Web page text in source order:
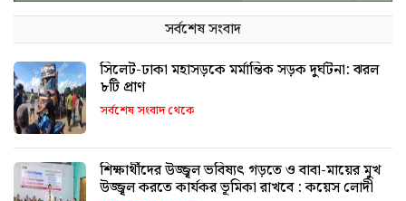
সর্বশেষ সংবাদ
সিলেট-ঢাকা মহাসড়কে মর্মান্তিক সড়ক দুর্ঘটনা: ঝরল
৮টি প্রাণ
সর্বশেষ সংবাদ থেকে
শিক্ষার্থীদের উজ্জ্বল ভবিষ্যৎ গড়তে ও বাবা-মায়ের মুখ
উজ্জ্বল করতে কার্যকর ভূমিকা রাখবে : কয়েস লোদী